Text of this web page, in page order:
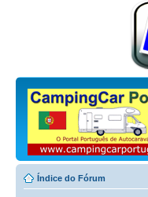
Índice do Fórum